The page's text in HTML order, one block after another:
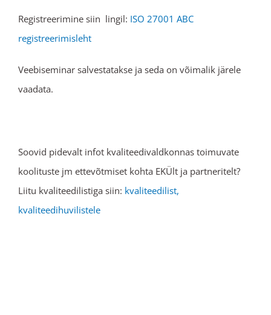
Registreerimine siin lingil: ISO 27001 ABC
registreerimisleht
Veebiseminar salvestatakse ja seda on võimalik järele
vaadata.
Soovid pidevalt infot kvaliteedivaldkonnas toimuvate
koolituste jm ettevõtmiset kohta EKÜlt ja partneritelt?
Liitu kvaliteedilistiga siin: kvaliteedilist,
kvaliteedihuvilistele